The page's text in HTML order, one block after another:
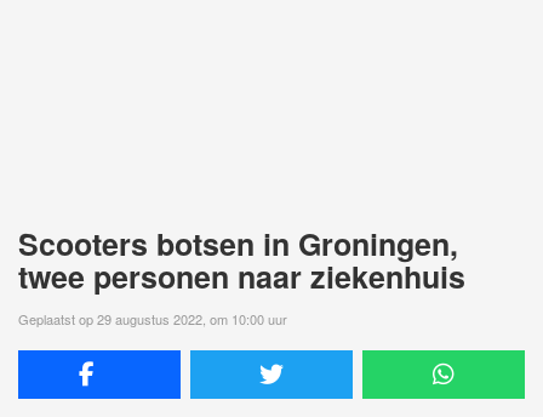
Scooters botsen in Groningen,
twee personen naar ziekenhuis
Geplaatst op 29 augustus 2022, om 10:00 uur